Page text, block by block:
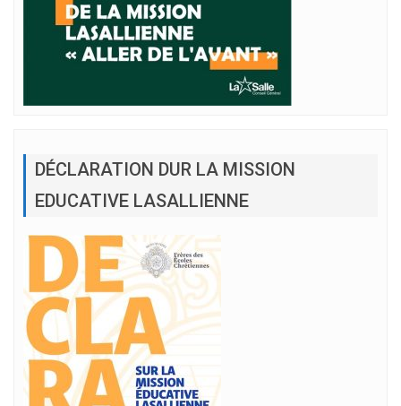
DÉCLARATION DUR LA MISSION
EDUCATIVE LASALLIENNE